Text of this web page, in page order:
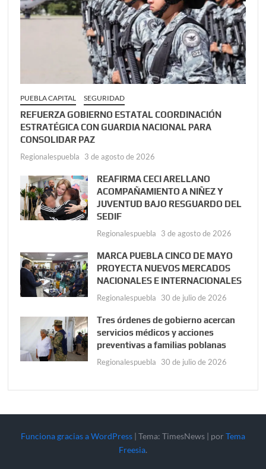
PUEBLA CAPITAL SEGURIDAD
REFUERZA GOBIERNO ESTATAL COORDINACIÓN
ESTRATÉGICA CON GUARDIA NACIONAL PARA
CONSOLIDAR PAZ
Regionalespuebla 3 de agosto de 2026
REAFIRMA CECI ARELLANO
ACOMPAÑAMIENTO A NIÑEZ Y
JUVENTUD BAJO RESGUARDO DEL
SEDIF
Regionalespuebla 3 de agosto de 2026
MARCA PUEBLA CINCO DE MAYO
PROYECTA NUEVOS MERCADOS
NACIONALES E INTERNACIONALES
Regionalespuebla 30 de julio de 2026
Tres órdenes de gobierno acercan
servicios médicos y acciones
preventivas a familias poblanas
Regionalespuebla 30 de julio de 2026
Funciona gracias a WordPress | Tema: TimesNews | por Tema
Freesia.